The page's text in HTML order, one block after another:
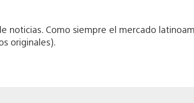
noticias. Como siempre el mercado
originales).